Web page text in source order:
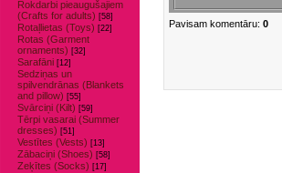
Rokdarbi pieaugušajiem
(Crafts for adults) [58]
Rotaļlietas (Toys) [22]
Rotas (Garment
ornaments) [32]
Sarafāni [12]
Sedziņas un
spilvendrānas (Blankets
and pillow) [55]
Svārciņi (Kilt) [59]
Tērpi vasarai (Summer
dresses) [51]
Vestītes (Vests) [13]
Zābaciņi (Shoes) [58]
Zeķītes (Socks) [17]
Pavisam komentāru: 0